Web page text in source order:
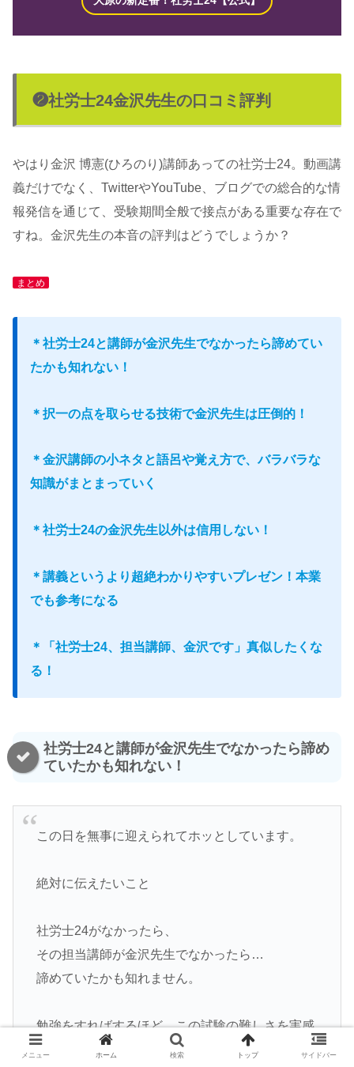
❷社労士24金沢先生の口コミ評判
やはり金沢 博憲(ひろのり)講師あっての社労士24。動画講
義だけでなく、TwitterやYouTube、ブログでの総合的な情
報発信を通じて、受験期間全般で接点がある重要な存在で
すね。金沢先生の本音の評判はどうでしょうか？
まとめ
＊社労士24と講師が金沢先生でなかったら諦めてい
たかも知れない！
＊択一の点を取らせる技術で金沢先生は圧倒的！
＊金沢講師の小ネタと語呂や覚え方で、バラバラな
知識がまとまっていく
＊社労士24の金沢先生以外は信用しない！
＊講義というより超絶わかりやすいプレゼン！本業
でも参考になる
＊「社労士24、担当講師、金沢です」真似したくな
る！
社労士24と講師が金沢先生でなかったら諦め
ていたかも知れない！
この日を無事に迎えられてホッとしています。
絶対に伝えたいこと
社労士24がなかったら、
その担当講師が金沢先生でなかったら…
諦めていたかも知れません。
勉強をすればするほど、この試験の難しさを実感
して…
メニュー ホーム 検索 トップ サイドバー